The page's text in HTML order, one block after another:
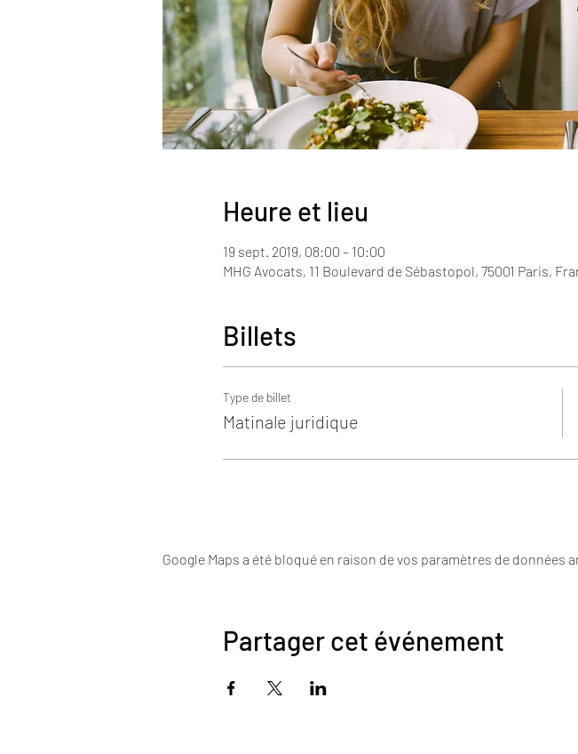
Heure et lieu
19 sept. 2019, 08:00 – 10:00
MHG Avocats, 11 Boulevard de Sébastopol, 75001 Paris,
Billets
Type de billet
Matinale juridique
Google Maps a été bloqué en raison de vos paramètres de
Partager cet événement